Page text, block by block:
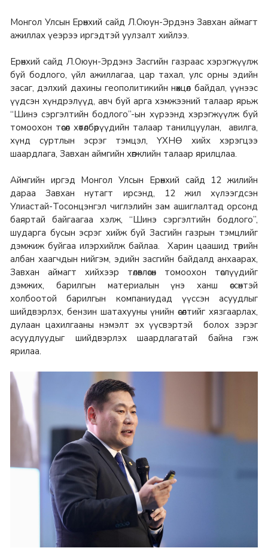
Монгол Улсын Ерөнхий сайд Л.Оюун-Эрдэнэ Завхан аймагт
ажиллах үеэрээ иргэдтэй уулзалт хийлээ.
Ерөнхий сайд Л.Оюун-Эрдэнэ Засгийн газраас хэрэгжүүлж
буй бодлого, үйл ажиллагаа, цар тахал, улс орны эдийн
засаг, дэлхий дахины геополитикийн нөхцөл байдал, үүнээс
үүдсэн хүндрэлүүд, авч буй арга хэмжээний талаар ярьж
“Шинэ сэргэлтийн бодлого”-ын хүрээнд хэрэгжүүлж буй
томоохон төсөл хөтөлбөрүүдийн талаар танилцуулан, авилга,
хүнд суртлын эсрэг тэмцэл, ҮХНӨ хийх хэрэгцээ
шаардлага, Завхан аймгийн хөгжлийн талаар ярилцлаа.
Аймгийн иргэд Монгол Улсын Ерөнхий сайд 12 жилийн
дараа Завхан нутагт ирсэнд, 12 жил хүлээгдсэн
Улиастай-Тосонцэнгэл чиглэлийн зам ашиглалтад орсонд
баяртай байгаагаа хэлж, “Шинэ сэргэлтийн бодлого”,
шударга бусын эсрэг хийж буй Засгийн газрын тэмцлийг
дэмжиж буйгаа илэрхийлж байлаа. Харин цаашид төрийн
албан хаагчдын нийгэм, эдийн засгийн байдалд анхаарах,
Завхан аймагт хийхээр төлөвлөсөн томоохон төслүүдийг
дэмжих, барилгын материалын үнэ ханш өссөнтэй
холбоотой барилгын компаниудад үүссэн асуудлыг
шийдвэрлэх, бензин шатахууны үнийн өсөлтийг хязгаарлах,
дулаан цахилгааны нэмэлт эх үүсвэртэй болох зэрэг
асуудлуудыг шийдвэрлэх шаардлагатай байна гэж
ярилаа.